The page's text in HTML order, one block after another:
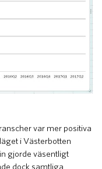
var mer positiva
i Västerbotten
gjorde väsentligt
dock samtliga